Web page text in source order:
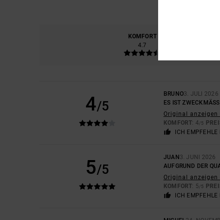
KOMFORT
4.7
4/5
BRUNO3. JULI 2026
ES IST
Original anzeigen
KOMFORT: 4/5
ICH EMPFEHLE
5/5
JUAN 3. JUNI 2026
AUFGRUND DER
Original anzeigen
KOMFORT: 5/5
ICH EMPFEHLE